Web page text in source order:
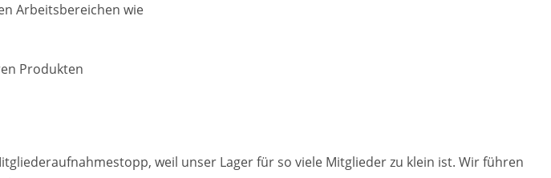
Arbeitsbereichen wie
Produkten
weil unser Lager für so viele Mitglieder zu klein ist. Wir führen